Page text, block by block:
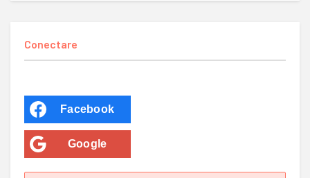
Conectare
Facebook
Google